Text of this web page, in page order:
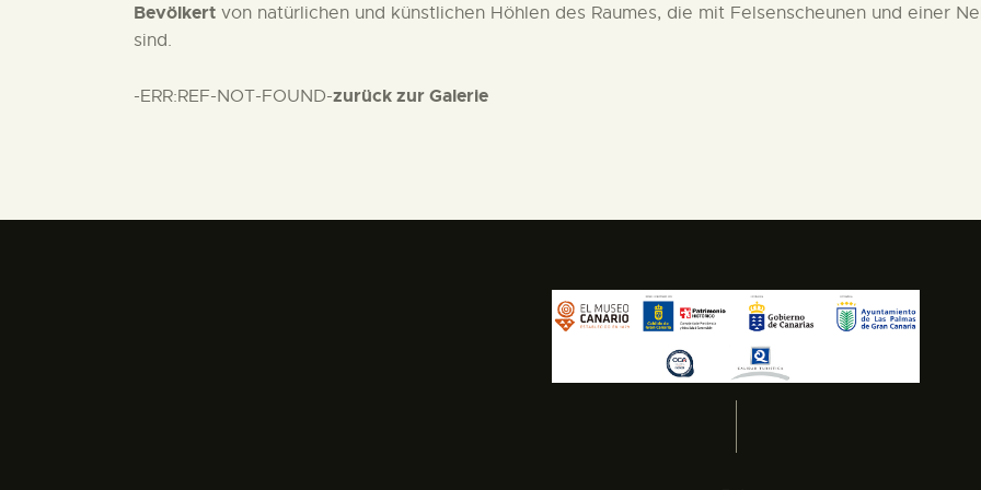
Bevölkert von natürlichen und künstlichen Höhlen des Raumes, die mit Felsenscheunen und einer
sind.
-ERR:REF-NOT-FOUND-zurück zur Galerie